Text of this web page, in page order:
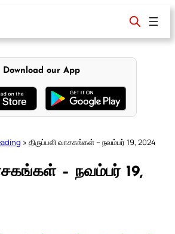
Download our App
» திருப்பலி வாசகங்கள் – நவம்பர் 19, 2024
– நவம்பர் 19,